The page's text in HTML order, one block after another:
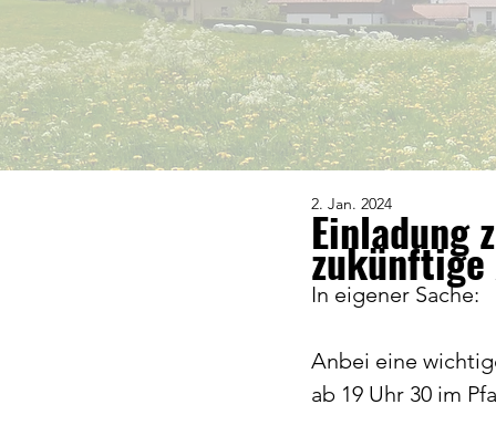
Einladung
zukünftige
2. Jan. 2024
In eigener Sache:
Anbei eine
ab 19 Uhr 30 im